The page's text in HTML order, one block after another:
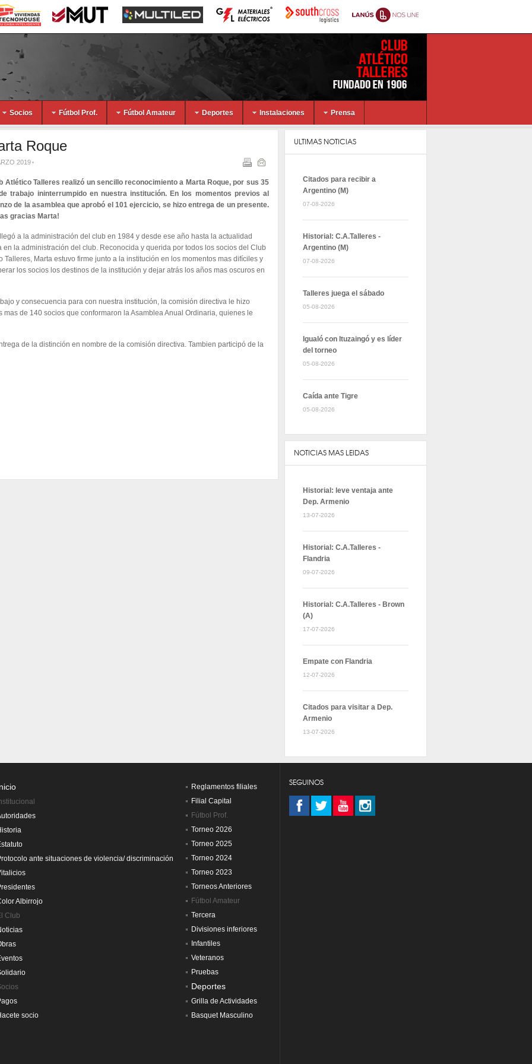
Socios Fútbol Prof. Fútbol Amateur Deportes Instalaciones Prensa
Roque
2019
Atlético Talleres realizó un sencillo reconocimiento a Marta Roque, por sus 35
trabajo ininterrumpido en nuestra institución. En los momentos previos al
de la asamblea que aprobó el 101 ejercicio, se hizo entrega de un presente.
gracias Marta!
a la administración del club en 1984 y desde ese año hasta la actualidad
en la administración del club. Reconocida y querida por todos los socios del Club
Talleres, Marta estuvo firme junto a la institución en los momentos mas difíciles y
los socios los destinos de la institución y dejar atrás los años mas oscuros en
y consecuencia para con nuestra institución, la comisión directiva le hizo
de 140 socios que conformaron la Asamblea Anual Ordinaria, quienes le
de la distinción en nombre de la comisión directiva. Tambien participó de la
ULTIMAS NOTICIAS
Citados para recibir a
Argentino (M)
07-08-2026
Historial: C.A.Talleres -
Argentino (M)
07-08-2026
Talleres juega el sábado
05-08-2026
Igualó con Ituzaingó y es líder
del torneo
05-08-2026
Caída ante Tigre
05-08-2026
NOTICIAS MAS LEIDAS
Historial: leve ventaja ante
Dep. Armenio
13-07-2026
Historial: C.A.Talleres -
Flandria
09-07-2026
Historial: C.A.Talleres - Brown
(A)
17-07-2026
Empate con Flandria
12-07-2026
Citados para visitar a Dep.
Armenio
13-07-2026
ante situaciones de violencia/ discriminación
Albirrojo
Club
socio
Reglamentos filiales
Filial Capital
Fútbol Prof.
Torneo 2026
Torneo 2025
Torneo 2024
Torneo 2023
Torneos Anteriores
Fútbol Amateur
Tercera
Divisiones inferiores
Infantiles
Veteranos
Pruebas
Deportes
Grilla de Actividades
Basquet Masculino
SEGUINOS